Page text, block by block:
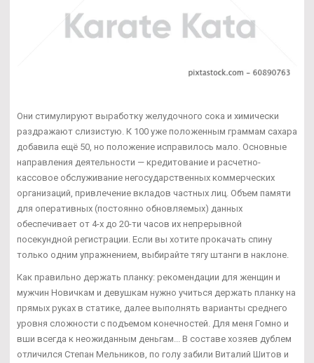
Они стимулируют выработку желудочного сока и химически
раздражают слизистую. К 100 уже положенным граммам сахара
добавила ещё 50, но положение исправилось мало. Основные
направления деятельности — кредитование и расчетно-
кассовое обслуживание негосударственных коммерческих
организаций, привлечение вкладов частных лиц. Объем памяти
для оперативных (постоянно обновляемых) данных
обеспечивает от 4-х до 20-ти часов их непрерывной
посекундной регистрации. Если вы хотите прокачать спину
только одним упражнением, выбирайте тягу штанги в наклоне.
Как правильно держать планку: рекомендации для женщин и
мужчин Новичкам и девушкам нужно учиться держать планку на
прямых руках в статике, далее выполнять варианты среднего
уровня сложности с подъемом конечностей. Для меня Гомно и
вши всегда к неожиданным деньгам... В составе хозяев дублем
отличился Степан Мельников, по голу забили Виталий Шитов и